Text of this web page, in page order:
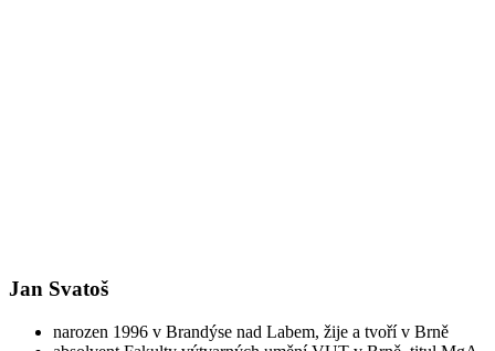
Jan Svatoš
narozen 1996 v Brandýse nad Labem, žije a tvoří v Brně